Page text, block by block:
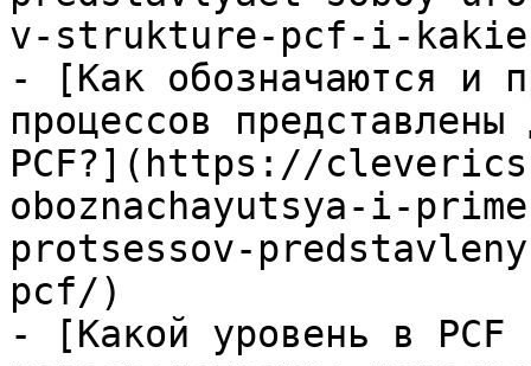
v-strukture-pcf-i-
- [Как обозначаются и
процессов
PCF?](https://
oboznachayutsya-i-
protsessov-
pcf/)
- [Какой уровень в PCF